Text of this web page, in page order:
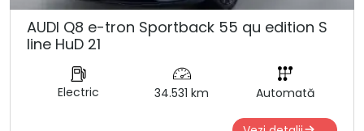
AUDI Q8 e-tron Sportback 55 qu edition S
line HuD 21
Electric 34.531 km Automată